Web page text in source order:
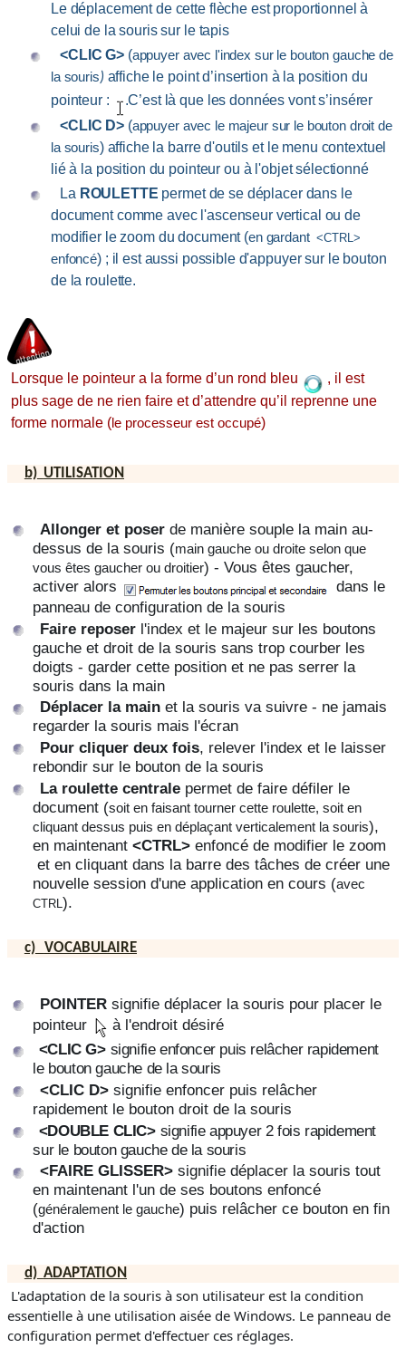
Le déplacement de cette flèche est proportionnel à
celui de la souris sur le tapis
<CLIC G> (appuyer avec l'index sur le bouton gauche de
la souris) affiche le point d’insertion à la position du
pointeur :
.C’est là que les données vont s’insérer
<CLIC D> (appuyer avec le majeur sur le bouton droit de
la souris) affiche la barre d'outils et le menu contextuel
lié à la position du pointeur ou à l'objet sélectionné
La ROULETTE permet de se déplacer dans le
document comme avec l'ascenseur vertical ou de
modifier le zoom du document (en gardant <CTRL>
enfoncé) ; il est aussi possible d'appuyer sur le bouton
de la roulette.
Lorsque le pointeur a la forme d’un rond bleu
, il est
plus sage de ne rien faire et d’attendre qu’il reprenne une
forme normale (le processeur est occupé)
b) UTILISATION
Allonger et poser de manière souple la main au-
dessus de la souris (main gauche ou droite selon que
vous êtes gaucher ou droitier) - Vous êtes gaucher,
activer alors
dans le
panneau de configuration de la souris
Faire reposer l'index et le majeur sur les boutons
gauche et droit de la souris sans trop courber les
doigts - garder cette position et ne pas serrer la
souris dans la main
Déplacer la main et la souris va suivre - ne jamais
regarder la souris mais l'écran
Pour cliquer deux fois, relever l'index et le laisser
rebondir sur le bouton de la souris
La roulette centrale permet de faire défiler le
document (soit en faisant tourner cette roulette, soit en
cliquant dessus puis en déplaçant verticalement la souris),
en maintenant<CTRL> enfoncé de modifier le zoom
et en cliquant dans la barre des tâches de créer une
nouvelle session d'une application en cours (avec
CTRL ).
c) VOCABULAIRE
POINTER signifie déplacer la souris pour placer le
pointeur
à l'endroit désiré
<CLIC G> signifie enfoncer puis relâcher rapidement
le bouton gauche de la souris
<CLIC D> signifie enfoncer puis relâcher
rapidement le bouton droit de la souris
<DOUBLE CLIC> signifie appuyer 2 fois rapidement
sur le bouton gauche de la souris
<FAIRE GLISSER> signifie déplacer la souris tout
en maintenant l'un de ses boutons enfoncé
(généralement le gauche) puis relâcher ce bouton en fin
d'action
d) ADAPTATION
L'adaptation de la souris à son utilisateur est la condition
essentielle à une utilisation aisée de Windows. Le panneau de
configuration permet d'effectuer ces réglages.